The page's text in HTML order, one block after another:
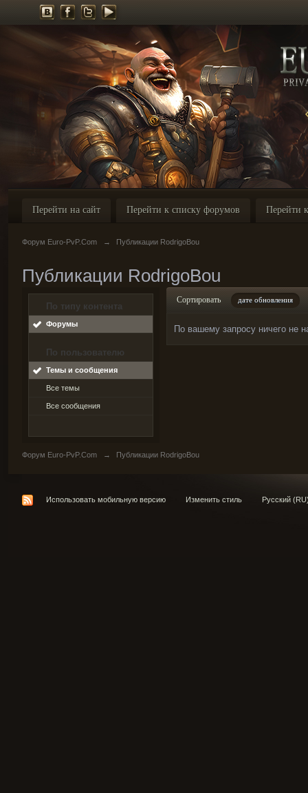
Перейти на сайт Перейти к списку форумов Перейти
Форум Euro-PvP.Com → Публикации RodrigoBou
Публикации RodrigoBou
По типу контента
Форумы
По пользователю
Темы и сообщения
Все темы
Все сообщения
Сортировать дате обновления
По вашему запросу ничего не
Форум Euro-PvP.Com → Публикации RodrigoBou
Использовать мобильную версию Изменить стиль Русский